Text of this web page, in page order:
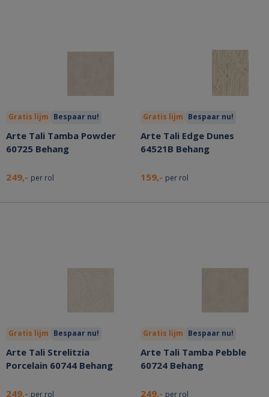
Gratis lijm Bespaar nu!
Arte Tali Tamba Powder
60725 Behang
249,- per rol
Gratis lijm Bespaar nu!
Arte Tali Edge Dunes
64521B Behang
159,- per rol
Gratis lijm Bespaar nu!
Arte Tali Strelitzia
Porcelain 60744 Behang
249,- per rol
Gratis lijm Bespaar nu!
Arte Tali Tamba Pebble
60724 Behang
249,- per rol